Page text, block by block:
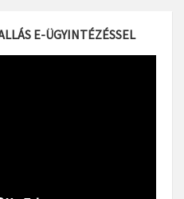
E-ÜGYINTÉZÉSSEL